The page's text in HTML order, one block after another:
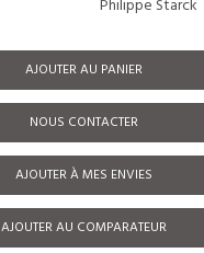
Philippe Starck
AJOUTER AU PANIER
NOUS CONTACTER
AJOUTER À MES ENVIES
AJOUTER AU COMPARATEUR